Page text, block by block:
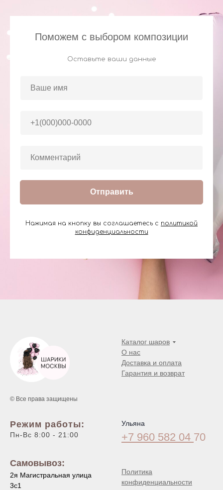
Поможем с выбором композиции
Оставьте ваши данные
Отправить
Нажимая на кнопку вы соглашаетесь с политикой
конфиденциальности
© Все права защищены
Каталог шаров
О нас
Доставка и оплата
Гарантия и возврат
Режим работы:
Пн-Вс 8:00 - 21:00
Самовывоз:
2я Магистральная улица
3с1
Ульяна
+7 960 582 04 70
Политика
конфиденциальности